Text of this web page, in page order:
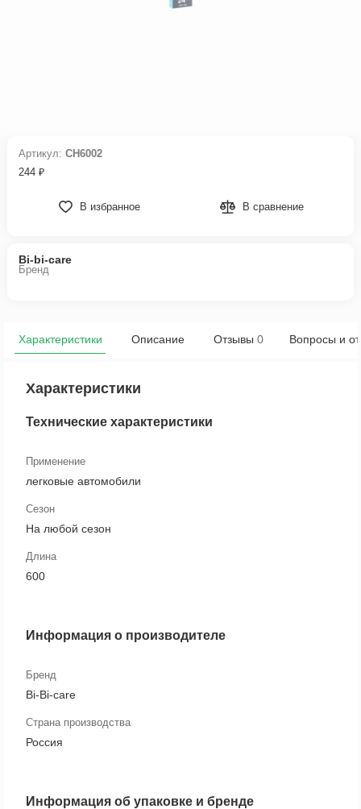
Bi-bi-care
Бренд
Артикул: CH6002
244 ₽
В избранное В сравнение
Характеристики Описание Отзывы 0 Вопросы и
Характеристики
Технические характеристики
Применение
легковые автомобили
Сезон
На любой сезон
Длина
600
Информация о производителе
Бренд
Bi-Bi-care
Страна производства
Россия
Информация об упаковке и бренде